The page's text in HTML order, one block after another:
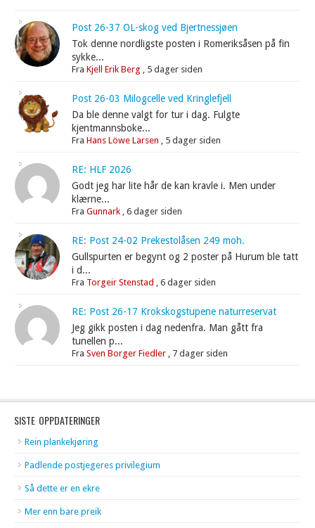
Post 26-37 OL-skog ved Bjertnessjøen
Tok denne nordligste posten i Romeriksåsen på fin
sykke...
FraKjell Erik Berg , 5 dager siden
Post 26-03 Milogcelle ved Kringlefjell
Da ble denne valgt for tur i dag. Fulgte
kjentmannsboke...
FraHans Löwe Larsen , 5 dager siden
RE: HLF 2026
Godt jeg har lite hår de kan kravle i. Men under
klærne...
FraGunnark ,6 dager siden
RE: Post 24-02 Prekestolåsen 249 moh.
Gullspurten er begynt og 2 poster på Hurum ble tatt
i d...
Fra Torgeir Stenstad ,6 dager siden
RE: Post 26-17 Krokskogstupene naturreservat
Jeg gikk posten i dag nedenfra. Man gått fra
tunellen p...
FraSven Borger Fiedler , 7 dager siden
SISTE OPPDATERINGER
Rein plankekjøring
Padlende postjegeres privilegium
Så dette er en ekre
Mer enn bare preik